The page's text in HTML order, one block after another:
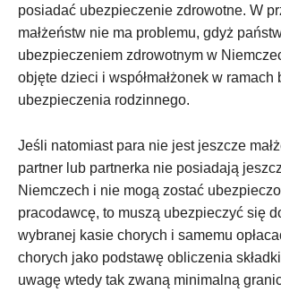
posiadać ubezpieczenie zdrowotne. W
małżeństw nie ma problemu, gdyż
ubezpieczeniem zdrowotnym w
objęte dzieci i współmałżonek w ramach
ubezpieczenia rodzinnego.
Jeśli natomiast para nie jest jeszcze
partner lub partnerka nie posiadają
Niemczech i nie mogą zostać
pracodawcę, to muszą ubezpieczyć się
wybranej kasie chorych i samemu
chorych jako podstawę obliczenia
uwagę wtedy tak zwaną minimalną